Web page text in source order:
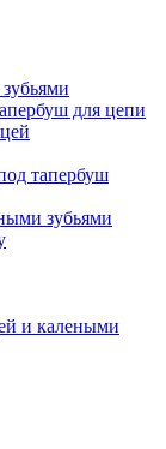
для цепи
тапербуш
зубьями
и калеными